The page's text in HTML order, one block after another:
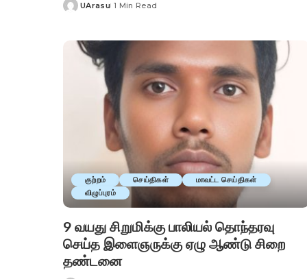
Posted
UArasu 1 Min Read
குற்றம் செய்திகள்
மாவட்ட செய்திகள்
விழுப்புரம்
9 வயது சிறுமிக்கு பாலியல் தொந்தரவு
செய்த இளைஞருக்கு ஏழு ஆண்டு சிறை
தண்டனை